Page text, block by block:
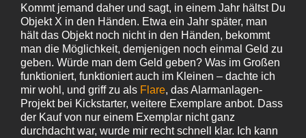
Kommt jemand daher und sagt, in einem Jahr hältst Du
Objekt X in den Händen. Etwa ein Jahr später, man
hält das Objekt noch nicht in den Händen, bekommt
man die Möglichkeit, demjenigen noch einmal Geld zu
geben. Würde man dem Geld geben? Was im Großen
funktioniert, funktioniert auch im Kleinen – dachte ich
mir wohl, und griff zu als Flare, das Alarmanlagen-
Projekt bei Kickstarter, weitere Exemplare anbot. Dass
der Kauf von nur einem Exemplar nicht ganz
durchdacht war, wurde mir recht schnell klar. Ich kann